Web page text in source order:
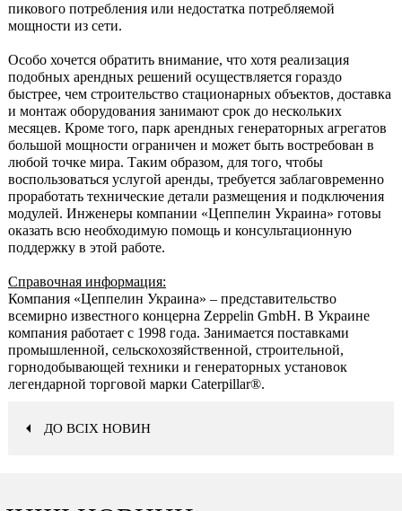
пикового потребления или недостатка потребляемой
мощности из сети.
Особо хочется обратить внимание, что хотя реализация
подобных арендных решений осуществляется гораздо
быстрее, чем строительство стационарных объектов, доставка
и монтаж оборудования занимают срок до нескольких
месяцев. Кроме того, парк арендных генераторных агрегатов
большой мощности ограничен и может быть востребован в
любой точке мира. Таким образом, для того, чтобы
воспользоваться услугой аренды, требуется заблаговременно
проработать технические детали размещения и подключения
модулей. Инженеры компании «Цеппелин Украина» готовы
оказать всю необходимую помощь и консультационную
поддержку в этой работе.
Справочная информация:
Компания «Цеппелин Украина» – представительство
всемирно известного концерна Zeppelin GmbH. В Украине
компания работает с 1998 года. Занимается поставками
промышленной, сельскохозяйственной, строительной,
горнодобывающей техники и генераторных установок
легендарной торговой марки Caterpillar®.
ДО ВСІХ НОВИН